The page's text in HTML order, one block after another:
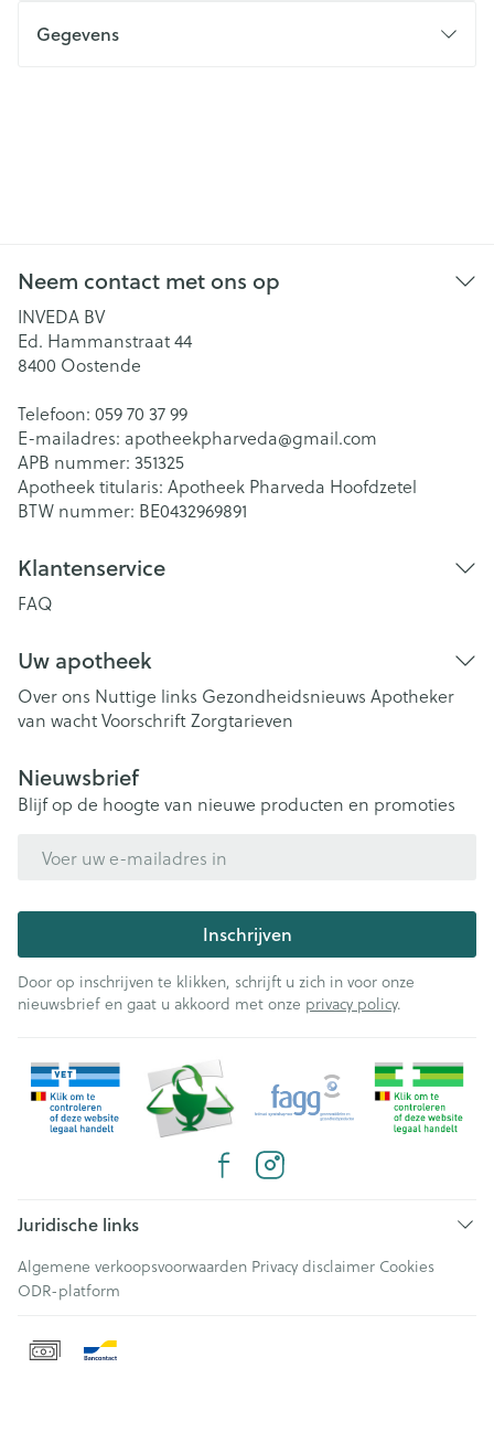
Gegevens
Neem contact met ons op
INVEDA BV
Ed. Hammanstraat 44
8400 Oostende
Telefoon: 059 70 37 99
E-mailadres: apotheekpharveda@gmail.com
APB nummer: 351325
Apotheek titularis: Apotheek Pharveda Hoofdzetel
BTW nummer: BE0432969891
Klantenservice
FAQ
Uw apotheek
Over ons Nuttige links Gezondheidsnieuws Apotheker
van wachtVoorschriftZorgtarieven
Nieuwsbrief
Blijf op de hoogte van nieuwe producten en promoties
Inschrijven
Door op inschrijven te klikken, schrijft u zich in voor onze
nieuwsbrief en gaat u akkoord met onze privacy policy.
Juridische links
Algemene verkoopsvoorwaarden Privacy disclaimer Cookies
ODR-platform